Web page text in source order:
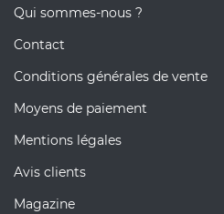
Qui sommes-nous ?
Contact
Conditions générales de vente
Moyens de paiement
Mentions légales
Avis clients
Magazine